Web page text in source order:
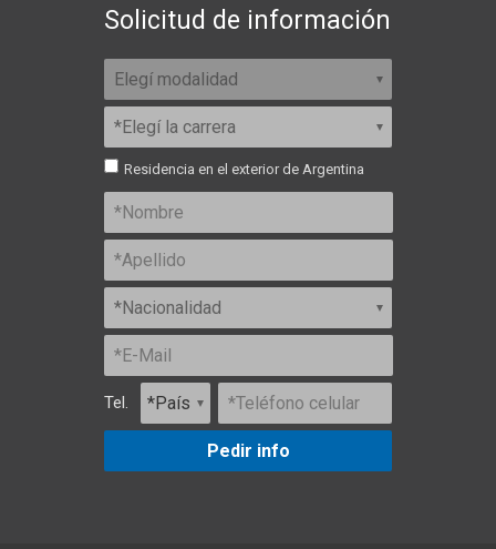
Solicitud de información
Residencia en el exterior de Argentina
Tel.
Pedir info